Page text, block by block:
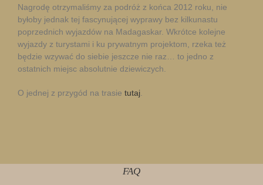
Nagrodę otrzymaliśmy za podróż z końca 2012 roku, nie
byłoby jednak tej fascynującej wyprawy bez kilkunastu
poprzednich wyjazdów na Madagaskar. Wkrótce kolejne
wyjazdy z turystami i ku prywatnym projektom, rzeka też
będzie wzywać do siebie jeszcze nie raz… to jedno z
ostatnich miejsc absolutnie dziewiczych.
O jednej z przygód na trasie tutaj
FAQ